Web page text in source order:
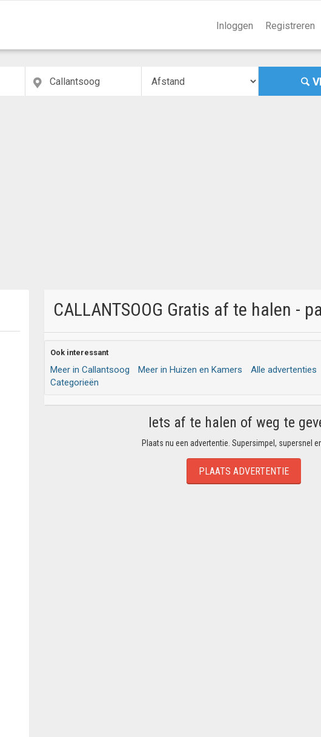
Inloggen Registreren
CALLANTSOOG Gratis af te halen -
Ook interessant
Meer in Callantsoog Meer in Huizen en Kamers Alle advertenties
Categorieën
Iets af te halen of weg te
Plaats nu een advertentie. Supersimpel, supersnel
PLAATS ADVERTENTIE